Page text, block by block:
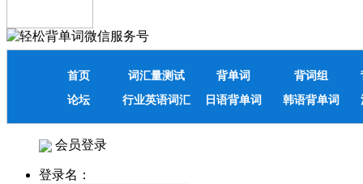
首页 词汇量测试 背单词 背词组
论坛
行业英语词汇 日语背单词 韩语背单词
会员登录
登录名：